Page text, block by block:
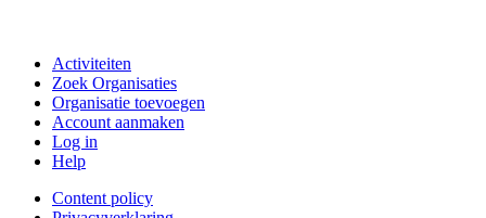
Activiteiten
Zoek Organisaties
Organisatie toevoegen
Account aanmaken
Log in
Help
Content policy